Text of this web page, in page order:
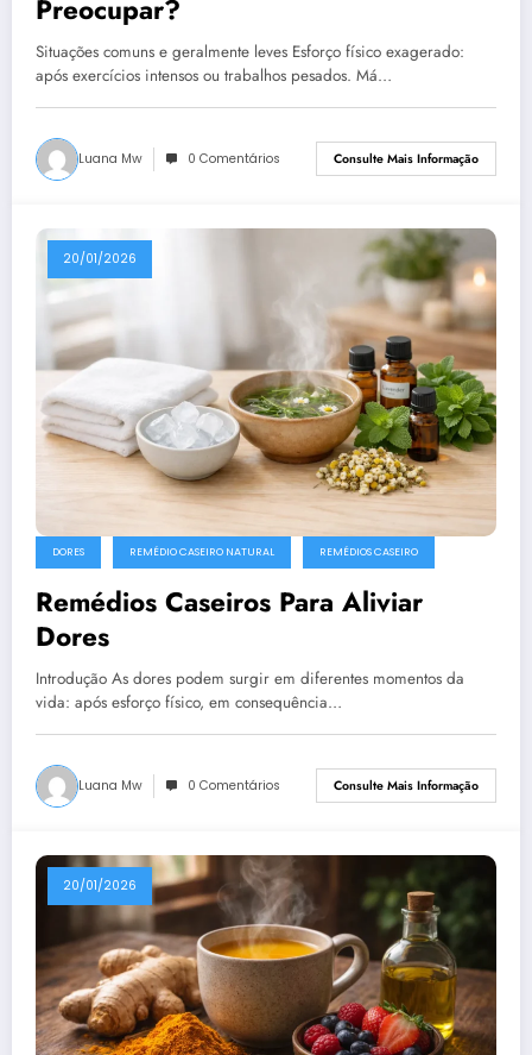
Preocupar?
Situações comuns e geralmente leves Esforço físico exagerado:
após exercícios intensos ou trabalhos pesados. Má…
Luana Mw 0 Comentários Consulte Mais Informação
20/01/2026
DORES REMÉDIO CASEIRO NATURAL REMÉDIOS CASEIRO
Remédios Caseiros Para Aliviar
Dores
Introdução As dores podem surgir em diferentes momentos da
vida: após esforço físico, em consequência…
Luana Mw 0 Comentários Consulte Mais Informação
20/01/2026